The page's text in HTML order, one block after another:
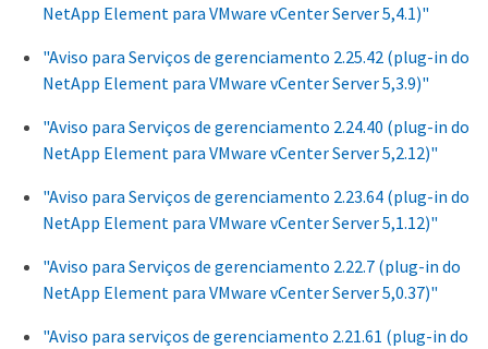
NetApp Element para VMware vCenter Server 5,4.1)"
"Aviso para Serviços de gerenciamento 2.25.42 (plug-in do
NetApp Element para VMware vCenter Server 5,3.9)"
"Aviso para Serviços de gerenciamento 2.24.40 (plug-in do
NetApp Element para VMware vCenter Server 5,2.12)"
"Aviso para Serviços de gerenciamento 2.23.64 (plug-in do
NetApp Element para VMware vCenter Server 5,1.12)"
"Aviso para Serviços de gerenciamento 2.22.7 (plug-in do
NetApp Element para VMware vCenter Server 5,0.37)"
"Aviso para serviços de gerenciamento 2.21.61 (plug-in do